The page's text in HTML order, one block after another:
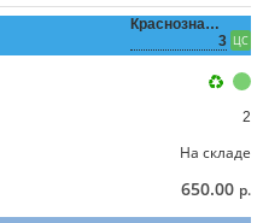
Краснознаменная,
3 ЦС
2
На складе
650.00 р.